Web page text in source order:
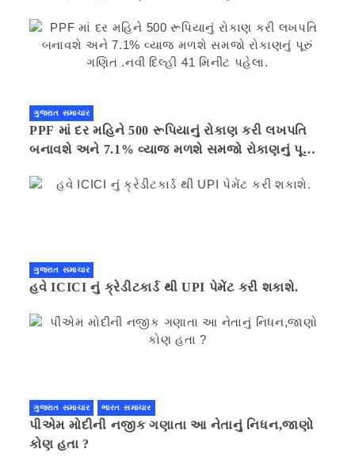
ગુજરાત સમાચાર
PPF માં દર મહિને 500 રૂપિયાનું રોકાણ કરી લખપતિ
બનાવશે અને 7.1% વ્યાજ મળશે સમજો રોકાણનું પૂરું
ગુજરાત સમાચાર
હવે ICICI નું ક્રેડીટકાર્ડ થી UPI પેમેંટ કરી શકાશે.
ગુજરાત સમાચાર ભારત સમાચાર
પીએમ મોદીની નજીક ગણાતા આ નેતાનું નિધન,જાણો
કોણ હતા ?